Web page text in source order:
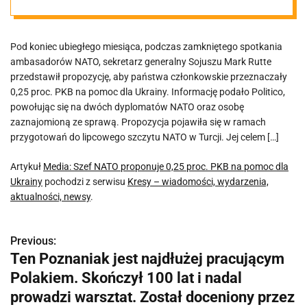
pomoc dla
Ukrainy
Pod koniec ubiegłego miesiąca, podczas zamkniętego spotkania
ambasadorów NATO, sekretarz generalny Sojuszu Mark Rutte
przedstawił propozycję, aby państwa członkowskie przeznaczały
0,25 proc. PKB na pomoc dla Ukrainy. Informację podało Politico,
powołując się na dwóch dyplomatów NATO oraz osobę
zaznajomioną ze sprawą. Propozycja pojawiła się w ramach
przygotowań do lipcowego szczytu NATO w Turcji. Jej celem […]
Artykuł Media: Szef NATO proponuje 0,25 proc. PKB na pomoc dla
Ukrainy pochodzi z serwisu Kresy – wiadomości, wydarzenia,
aktualności, newsy.
N
a
w
Previous:
Ten Poznaniak jest najdłużej pracującym
Polakiem. Skończył 100 lat i nadal
prowadzi warsztat. Został doceniony przez